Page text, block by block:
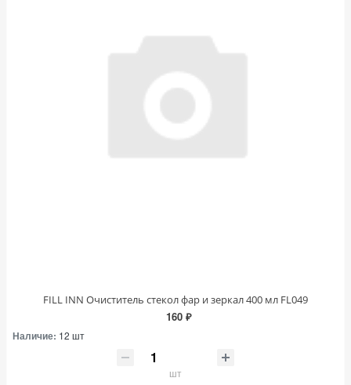
FILL INN Очиститель стекол фар и зеркал 400 мл FL049
160 ₽
Наличие: 12 шт
шт